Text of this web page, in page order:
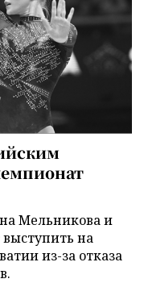
Мельникова и
на
из-за отказа